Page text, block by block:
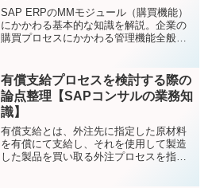
SAP ERPのMMモジュール（購買機能）
にかかわる基本的な知識を解説。企業の
購買プロセスにかかわる管理機能全般を
し、物品が届いたら入庫および債務を計
上するといった処理がSAP MMではカバ
ーされている。
有償支給プロセスを検討する際の
論点整理【SAPコンサルの業務知
識】
有償支給とは、外注先に指定した原材料
を有償にて支給し、それを使用して製造
した製品を買い取る外注プロセスを指